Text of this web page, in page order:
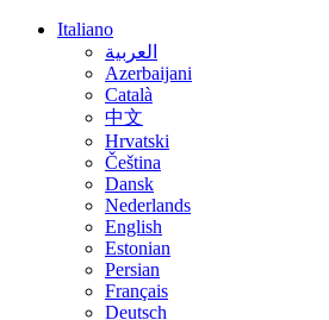
Italiano
العربية
Azerbaijani
Català
中文
Hrvatski
Čeština
Dansk
Nederlands
English
Estonian
Persian
Français
Deutsch